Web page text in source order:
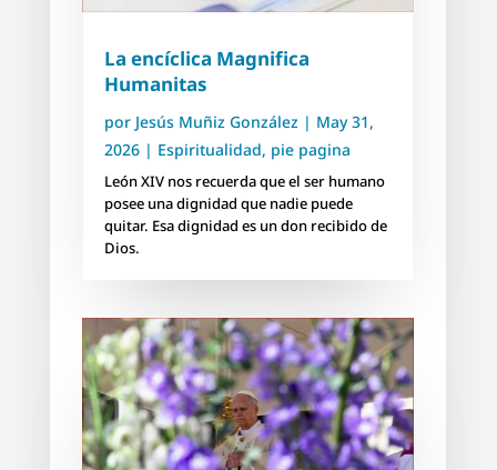
La encíclica Magnifica
Humanitas
por Jesús Muñiz González| May 31,
2026| Espiritualidad, pie pagina
León XIV nos recuerda que el ser humano
posee una dignidad que nadie puede
quitar. Esa dignidad es un don recibido de
Dios.